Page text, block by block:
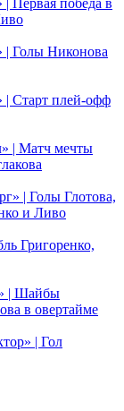
| Голы Никонова
| Старт плей-офф
| Матч мечты
| Голы Глотова,
и Ливо
Григоренко,
| Шайбы
в овертайме
| Гол